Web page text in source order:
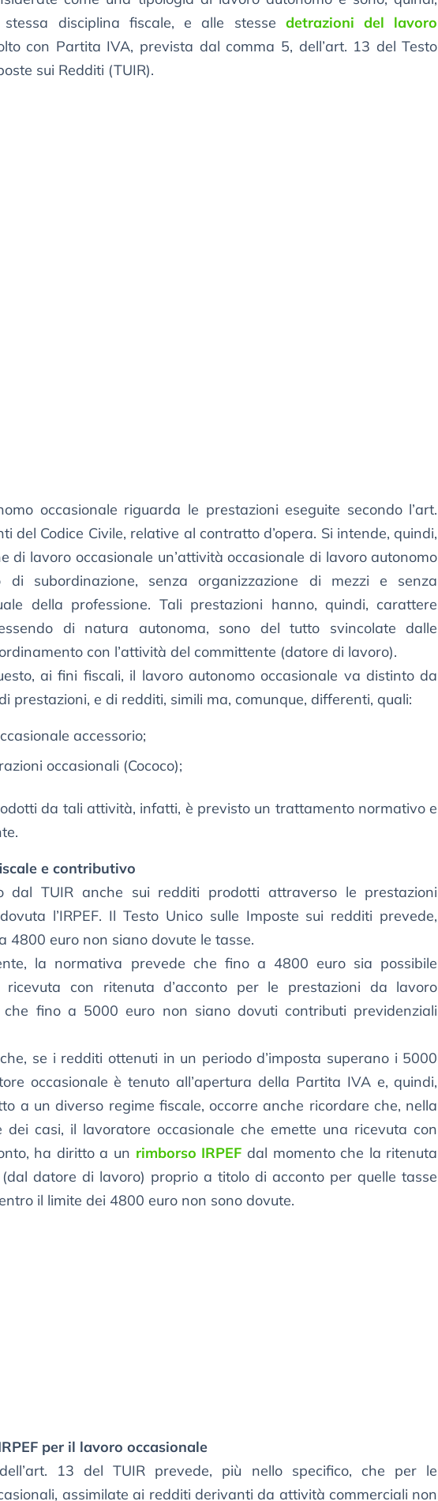
disciplina fiscale, e alle stesse detrazioni del lavoro
con Partita IVA, prevista dal comma 5, dell’art. 13 del Testo
sui Redditi (TUIR).
occasionale riguarda le prestazioni eseguite secondo l’art.
del Codice Civile, relative al contratto d’opera. Si intende, quindi,
di lavoro occasionale un’attività occasionale di lavoro autonomo
di subordinazione, senza organizzazione di mezzi e senza
della professione. Tali prestazioni hanno, quindi, carattere
di natura autonoma, sono del tutto svincolate dalle
con l’attività del committente (datore di lavoro).
ai fini fiscali, il lavoro autonomo occasionale va distinto da
prestazioni, e di redditi, simili ma, comunque, differenti, quali:
accessorio;
occasionali (Cococo);
da tali attività, infatti, è previsto un trattamento normativo e
e contributivo
dal TUIR anche sui redditi prodotti attraverso le prestazioni
l’IRPEF. Il Testo Unico sulle Imposte sui redditi prevede,
4800 euro non siano dovute le tasse.
la normativa prevede che fino a 4800 euro sia possibile
ricevuta con ritenuta d’acconto per le prestazioni da lavoro
che fino a 5000 euro non siano dovuti contributi previdenziali
se i redditi ottenuti in un periodo d’imposta superano i 5000
occasionale è tenuto all’apertura della Partita IVA e, quindi,
a un diverso regime fiscale, occorre anche ricordare che, nella
dei casi, il lavoratore occasionale che emette una ricevuta con
ha diritto a un rimborso IRPEF dal momento che la ritenuta
datore di lavoro) proprio a titolo di acconto per quelle tasse
il limite dei 4800 euro non sono dovute.
per il lavoro occasionale
13 del TUIR prevede, più nello specifico, che per le
assimilate ai redditi derivanti da attività commerciali non